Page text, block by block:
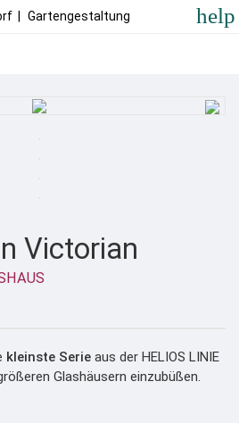
Gartengestaltung help
Victorian
kleinste Serie aus der HELIOS LINIE
Glashäusern einzubüßen.